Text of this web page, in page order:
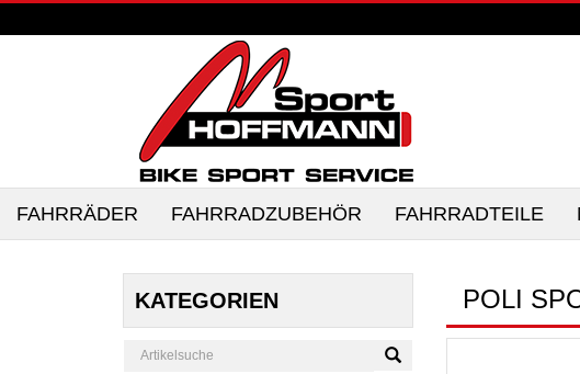
FAHRRÄDER FAHRRADZUBEHÖR FAHRRADTEILE
KATEGORIEN POLI